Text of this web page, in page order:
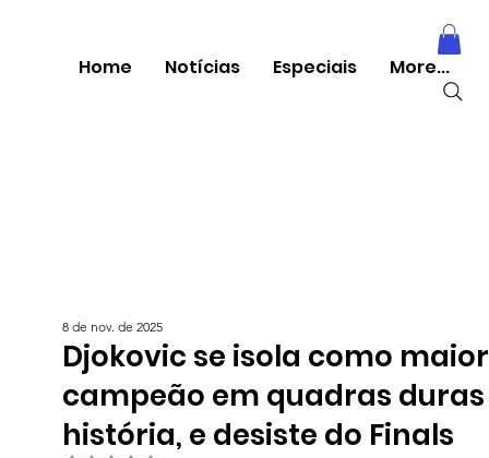
Home Notícias Especiais More...
Djokovic se isola como maior
campeão em quadras
história, e desiste do Finals
8 de nov. de 2025